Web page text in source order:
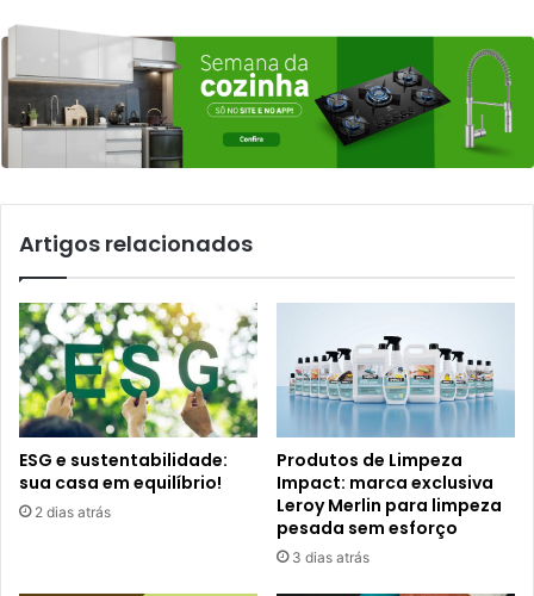
Artigos relacionados
ESG e sustentabilidade:
sua casa em equilíbrio!
2 dias atrás
Produtos de Limpeza
Impact: marca exclusiva
Leroy Merlin para limpeza
pesada sem esforço
3 dias atrás